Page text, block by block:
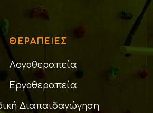
ΘΕΡΑΠΕΊΕΣ
Λογοθεραπεία
Εργοθεραπεία
Διαπαιδαγώγηση